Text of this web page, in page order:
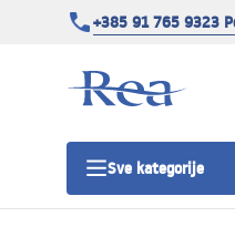
+385 91 765 9323
Sve kategorije